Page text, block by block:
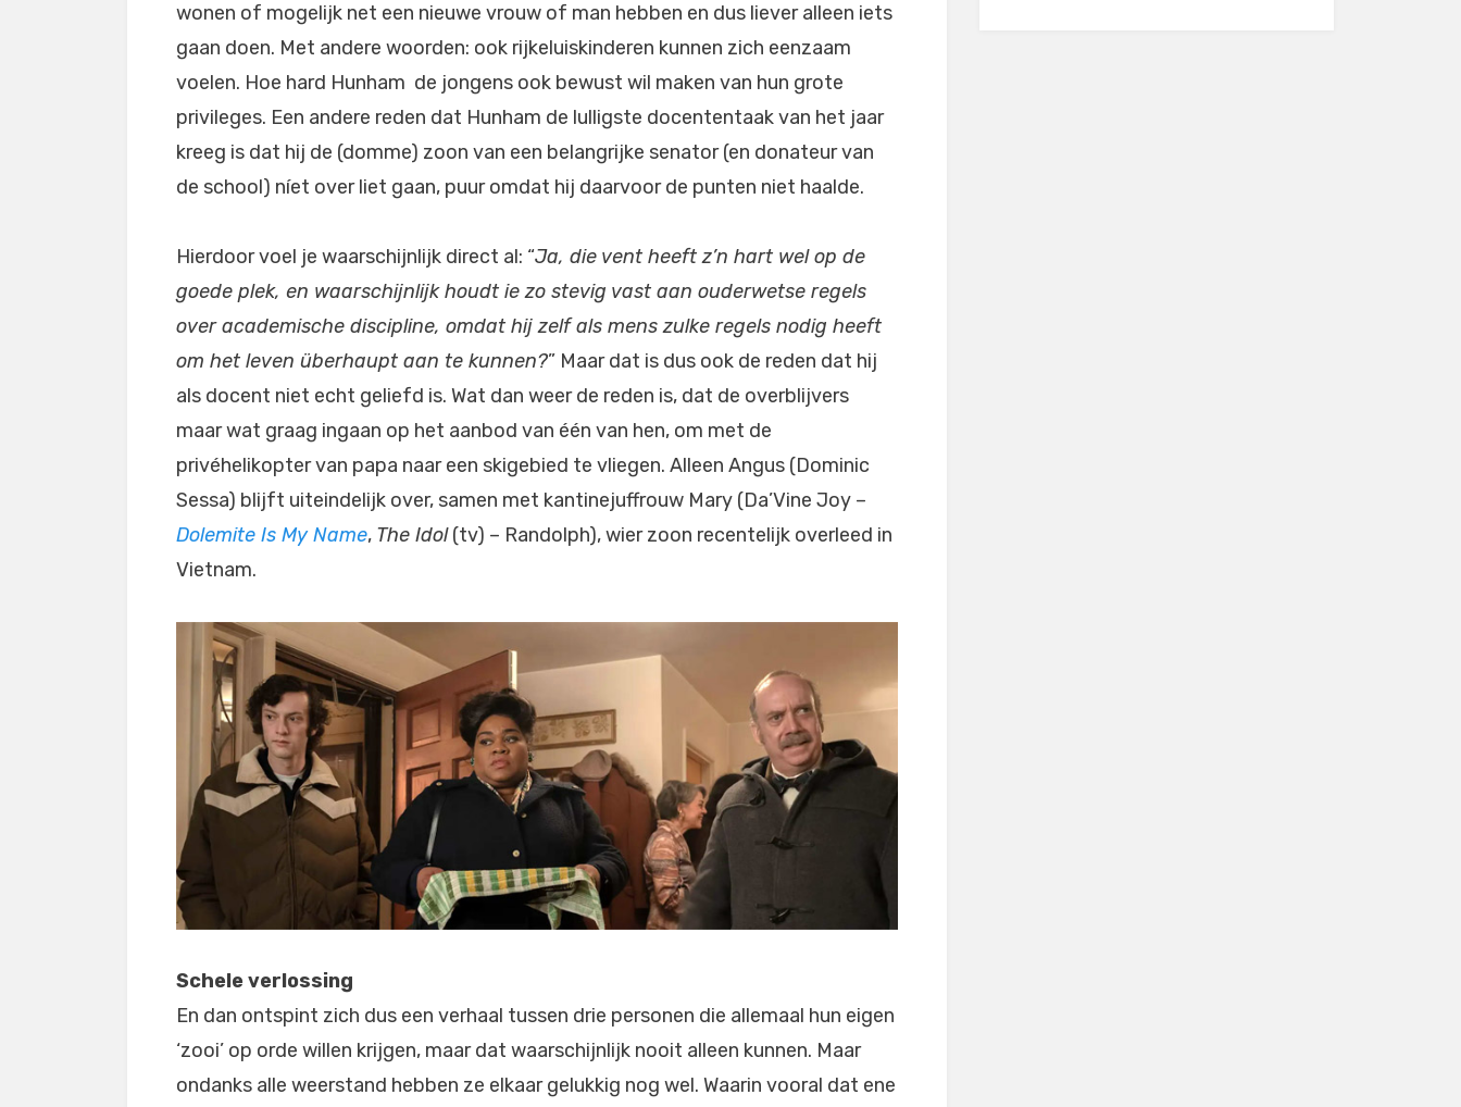
wonen of mogelijk net een nieuwe vrouw of man hebben en dus liever alleen iets
gaan doen. Met andere woorden: ook rijkeluiskinderen kunnen zich eenzaam
voelen. Hoe hard Hunham de jongens ook bewust wil maken van hun grote
privileges. Een andere reden dat Hunham de lulligste docententaak van het jaar
kreeg is dat hij de (domme) zoon van een belangrijke senator (en donateur van
de school) níet over liet gaan, puur omdat hij daarvoor de punten niet haalde.
Hierdoor voel je waarschijnlijk direct al: “Ja, die vent heeft z’n hart wel op de
goede plek, en waarschijnlijk houdt ie zo stevig vast aan ouderwetse regels
over academische discipline, omdat hij zelf als mens zulke regels nodig heeft
om het leven überhaupt aan te kunnen?” Maar dat is dus ook de reden dat hij
als docent niet echt geliefd is. Wat dan weer de reden is, dat de overblijvers
maar wat graag ingaan op het aanbod van één van hen, om met de
privéhelikopter van papa naar een skigebied te vliegen. Alleen Angus (Dominic
Sessa) blijft uiteindelijk over, samen met kantinejuffrouw Mary (Da’Vine Joy –
Dolemite Is My Name, The Idol(tv) – Randolph), wier zoon recentelijk overleed in
Vietnam.
Schele verlossing
En dan ontspint zich dus een verhaal tussen drie personen die allemaal hun eigen
‘zooi’ op orde willen krijgen, maar dat waarschijnlijk nooit alleen kunnen. Maar
ondanks alle weerstand hebben ze elkaar gelukkig nog wel. Waarin vooral dat ene